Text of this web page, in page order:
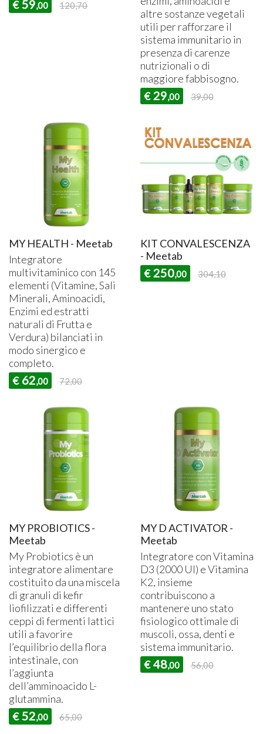
€ 59,00 120,70
altre sostanze vegetali
utili per rafforzare il
sistema immunitario in
presenza di carenze
nutrizionali o di
maggiore fabbisogno.
€ 29,00 39,00
MY HEALTH - Meetab
Integratore
multivitaminico con 145
elementi (Vitamine, Sali
Minerali, Aminoacidi,
Enzimi ed estratti
naturali di Frutta e
Verdura) bilanciati in
modo sinergico e
completo.
€ 62,00 72,00
KIT CONVALESCENZA
- Meetab
€ 250,00 304,10
MY PROBIOTICS -
Meetab
My Probiotics è un
integratore alimentare
costituito da una miscela
di granuli di kefir
liofilizzati e differenti
ceppi di fermenti lattici
utili a favorire
l’equilibrio della flora
intestinale, con
l’aggiunta
dell’amminoacido L-
glutammina.
€ 52,00 65,00
MY D ACTIVATOR -
Meetab
Integratore con Vitamina
D3 (2000 UI) e Vitamina
K2, insieme
contribuiscono a
mantenere uno stato
fisiologico ottimale di
muscoli, ossa, denti e
sistema immunitario.
€ 48,00 56,00